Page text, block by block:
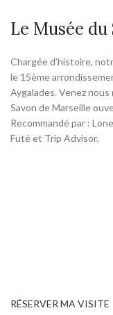
Le Musée
Chargée d’histoire,
le 15ème
Aygalades. Venez
Savon de Marseille
Recommandé par :
Futé et Trip Advisor.
RÉSERVER MA VISITE